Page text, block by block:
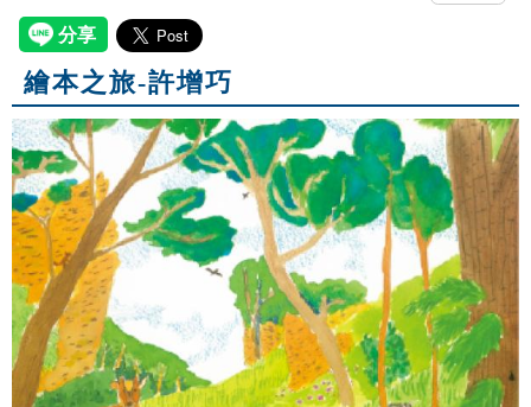
繪本之旅-許增巧